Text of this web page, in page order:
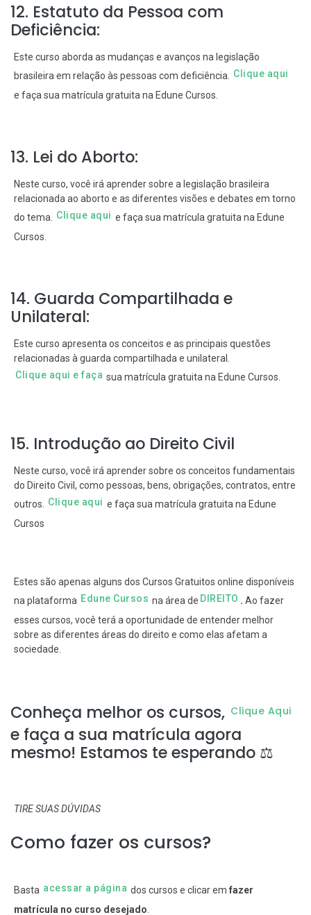
12. Estatuto da Pessoa com
Deficiência:
Este curso aborda as mudanças e avanços na legislação
brasileira em relação às pessoas com deficiência.
Clique aqui
e faça sua matrícula gratuita na Edune Cursos.
13. Lei do Aborto:
Neste curso, você irá aprender sobre a legislação brasileira
relacionada ao aborto e as diferentes visões e debates em torno
do tema.
Clique aqui e faça sua matrícula gratuita na Edune
Cursos.
14. Guarda Compartilhada e
Unilateral:
Este curso apresenta os conceitos e as principais questões
relacionadas à guarda compartilhada e unilateral.
Clique aqui e faça sua matrícula gratuita na Edune Cursos.
15. Introdução ao Direito Civil
Neste curso, você irá aprender sobre os conceitos fundamentais
do Direito Civil, como pessoas, bens, obrigações, contratos, entre
outros.
Clique aqui e faça sua matrícula gratuita na Edune
Cursos
Estes são apenas alguns dos Cursos Gratuitos online disponíveis
na plataforma Edune Cursos na área de DIREITO . Ao fazer
esses cursos, você terá a oportunidade de entender melhor
sobre as diferentes áreas do direito e como elas afetam a
sociedade.
Conheça melhor os cursos, Clique Aqui
e faça a sua matrícula agora
mesmo! Estamos te esperando ⚖️
TIRE SUAS DÚVIDAS
Como fazer os cursos?
Basta acessar a página dos cursos e clicar em fazer
matrícula no curso desejado